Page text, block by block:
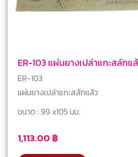
ER-103 แผ่นยางเปล่าแกะสลักแ
mm หรือ 1/6 A4
1,113.00 ฿
ER-103
แผ่นยางเปล่าแกะสลักแล้ว
ขนาด : 99 x105 มม.